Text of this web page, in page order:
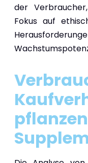
der
Fokus auf